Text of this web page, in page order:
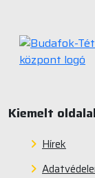
Kiemelt
Hírek